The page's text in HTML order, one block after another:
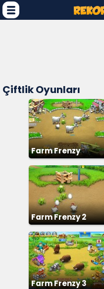
Çiftlik Oyunları
Farm Frenzy
Farm Frenzy 2
Farm Frenzy 3